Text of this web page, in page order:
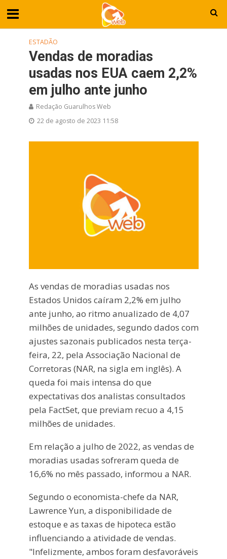
ESTADÃO
Vendas de moradias
usadas nos EUA caem 2,2%
em julho ante junho
Redação Guarulhos Web
22 de agosto de 2023 11:58
As vendas de moradias usadas nos
Estados Unidos caíram 2,2% em julho
ante junho, ao ritmo anualizado de 4,07
milhões de unidades, segundo dados com
ajustes sazonais publicados nesta terça-
feira, 22, pela Associação Nacional de
Corretoras (NAR, na sigla em inglês). A
queda foi mais intensa do que
expectativas dos analistas consultados
pela FactSet, que previam recuo a 4,15
milhões de unidades.
Em relação a julho de 2022, as vendas de
moradias usadas sofreram queda de
16,6% no mês passado, informou a NAR.
Segundo o economista-chefe da NAR,
Lawrence Yun, a disponibilidade de
estoque e as taxas de hipoteca estão
influenciando a atividade de vendas.
"Infelizmente, ambos foram desfavoráveis